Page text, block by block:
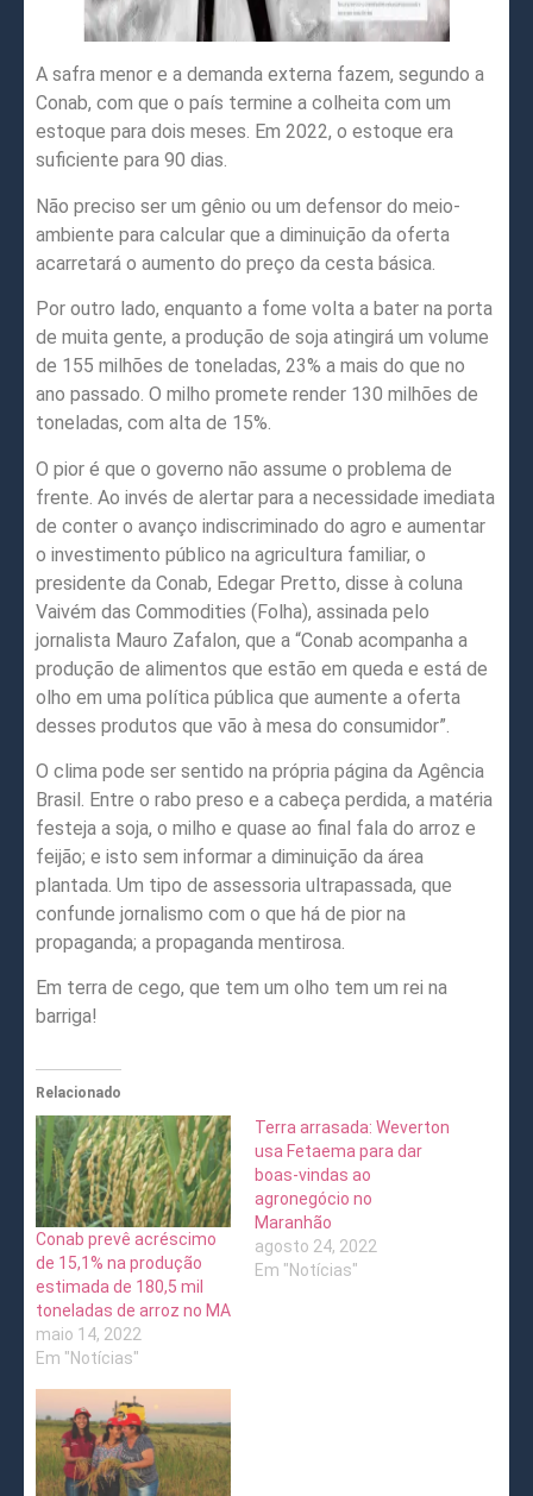
A safra menor e a demanda externa fazem, segundo a
Conab, com que o país termine a colheita com um
estoque para dois meses. Em 2022, o estoque era
suficiente para 90 dias.
Não preciso ser um gênio ou um defensor do meio-
ambiente para calcular que a diminuição da oferta
acarretará o aumento do preço da cesta básica.
Por outro lado, enquanto a fome volta a bater na porta
de muita gente, a produção de soja atingirá um volume
de 155 milhões de toneladas, 23% a mais do que no
ano passado. O milho promete render 130 milhões de
toneladas, com alta de 15%.
O pior é que o governo não assume o problema de
frente. Ao invés de alertar para a necessidade imediata
de conter o avanço indiscriminado do agro e aumentar
o investimento público na agricultura familiar, o
presidente da Conab, Edegar Pretto, disse à coluna
Vaivém das Commodities (Folha), assinada pelo
jornalista Mauro Zafalon, que a “Conab acompanha a
produção de alimentos que estão em queda e está de
olho em uma política pública que aumente a oferta
desses produtos que vão à mesa do consumidor”.
O clima pode ser sentido na própria página da Agência
Brasil. Entre o rabo preso e a cabeça perdida, a matéria
festeja a soja, o milho e quase ao final fala do arroz e
feijão; e isto sem informar a diminuição da área
plantada. Um tipo de assessoria ultrapassada, que
confunde jornalismo com o que há de pior na
propaganda; a propaganda mentirosa.
Em terra de cego, que tem um olho tem um rei na
barriga!
Relacionado
Conab prevê acréscimo
de 15,1% na produção
estimada de 180,5 mil
toneladas de arroz no MA
maio 14, 2022
Em "Notícias"
Terra arrasada: Weverton
usa Fetaema para dar
boas-vindas ao
agronegócio no
Maranhão
agosto 24, 2022
Em "Notícias"